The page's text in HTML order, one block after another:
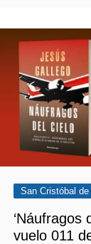
San Cristóbal
‘Náufragos
vuelo 011